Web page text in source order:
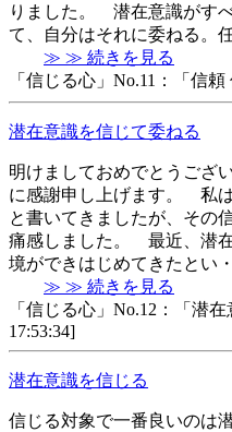
りました。 潜在意識がす
て、自分はそれに委ねる。
≫ ≫ 続きを見る
「信じる心」No.11：「信
潜在意識を信じて委ねる
明けましておめでとうござ
に感謝申し上げます。 私
と書いてきましたが、その
痛感しました。 最近、潜
境ができはじめてきたとい
≫ ≫ 続きを見る
「信じる心」No.12：「潜
17:53:34]
潜在意識を信じる
信じる対象で一番良いのは